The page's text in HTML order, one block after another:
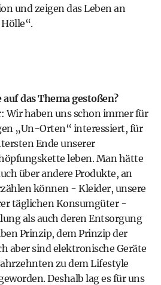
und zeigen das Leben an
das Thema gestoßen?
Wir haben uns schon immer für
„Un-Orten“ interessiert, für
Ende unserer
leben. Man hätte
über andere Produkte, an
können - Kleider, unsere
täglichen Konsumgüter -
als auch deren Entsorgung
Prinzip, dem Prinzip der
aber sind elektronische Geräte
zu dem Lifestyle
Deshalb lag es für uns